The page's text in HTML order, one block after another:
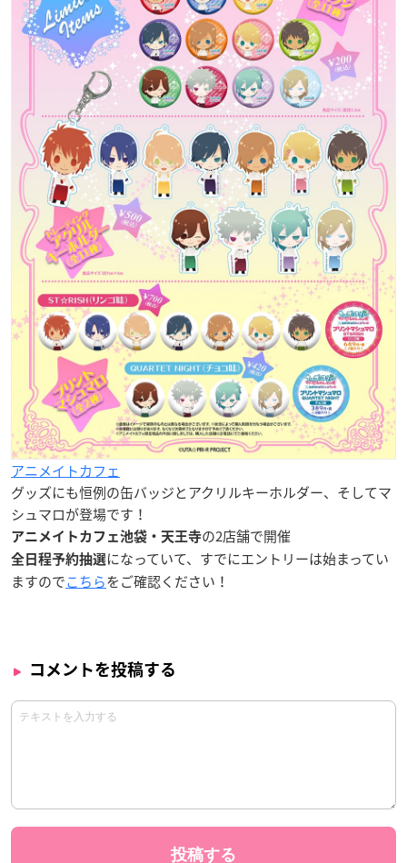
アニメイトカフェ
グッズにも恒例の缶バッジとアクリルキーホルダー、そしてマ
シュマロが登場です！
アニメイトカフェ池袋・天王寺の2店舗で開催
全日程予約抽選になっていて、すでにエントリーは始まってい
ますのでこちらをご確認ください！
コメントを投稿する